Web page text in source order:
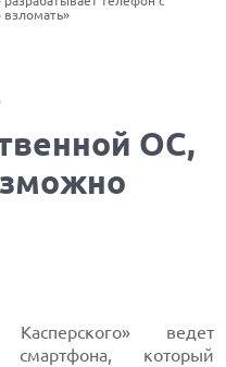
ОС,
ведет
смартфона, который